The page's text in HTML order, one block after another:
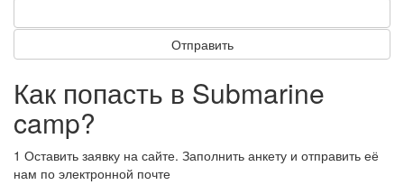
Отправить
Как попасть в Submarine
camp?
1 Оставить заявку на сайте. Заполнить анкету и отправить её
нам по электронной почте